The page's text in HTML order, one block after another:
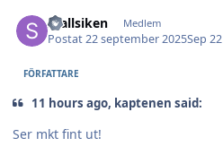
Stallsiken Medlem
Postat22 september 2025Sep 22
FÖRFATTARE
11 hours ago, kaptenen said:
Ser mkt fint ut!